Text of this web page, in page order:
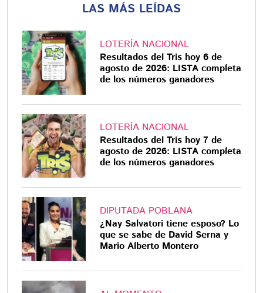
LAS MÁS LEÍDAS
LOTERÍA NACIONAL
Resultados del Tris hoy 6 de
agosto de 2026: LISTA completa
de los números ganadores
LOTERÍA NACIONAL
Resultados del Tris hoy 7 de
agosto de 2026: LISTA completa
de los números ganadores
DIPUTADA POBLANA
¿Nay Salvatori tiene esposo? Lo
que se sabe de David Serna y
Mario Alberto Montero